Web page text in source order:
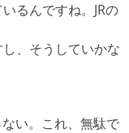
るんですね。JRの
、そうしていかな
い。これ、無駄で